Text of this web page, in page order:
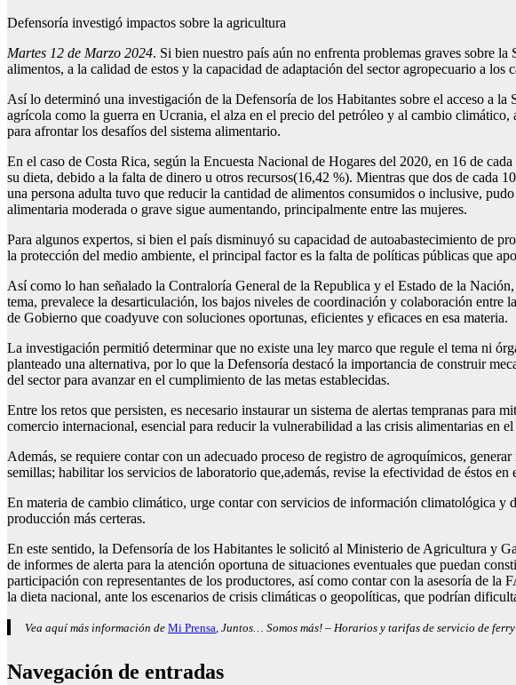
Defensoría investigó impactos sobre la agricultura
Martes 12 de Marzo 2024. Si bien nuestro país aún no enfrenta problemas graves sobre
alimentos, a la calidad de estos y la capacidad de adaptación del sector agropecuario a los
Así lo determinó una investigación de la Defensoría de los Habitantes sobre el acceso a
agrícola como la guerra en Ucrania, el alza en el precio del petróleo y al cambio
para afrontar los desafíos del sistema alimentario.
En el caso de Costa Rica, según la Encuesta Nacional de Hogares del 2020, en 16 de
su dieta, debido a la falta de dinero u otros recursos(16,42 %). Mientras que dos de cada
una persona adulta tuvo que reducir la cantidad de alimentos consumidos o inclusive,
alimentaria moderada o grave sigue aumentando, principalmente entre las mujeres.
Para algunos expertos, si bien el país disminuyó su capacidad de autoabastecimiento de
la protección del medio ambiente, el principal factor es la falta de políticas públicas que
Así como lo han señalado la Contraloría General de la Republica y el Estado de la
tema, prevalece la desarticulación, los bajos niveles de coordinación y colaboración entre
de Gobierno que coadyuve con soluciones oportunas, eficientes y eficaces en esa materia.
La investigación permitió determinar que no existe una ley marco que regule el tema ni
planteado una alternativa, por lo que la Defensoría destacó la importancia de construir
del sector para avanzar en el cumplimiento de las metas establecidas.
Entre los retos que persisten, es necesario instaurar un sistema de alertas tempranas para
comercio internacional, esencial para reducir la vulnerabilidad a las crisis alimentarias en
Además, se requiere contar con un adecuado proceso de registro de agroquímicos,
semillas; habilitar los servicios de laboratorio que,además, revise la efectividad de éstos
En materia de cambio climático, urge contar con servicios de información climatológica y
producción más certeras.
En este sentido, la Defensoría de los Habitantes le solicitó al Ministerio de Agricultura y
de informes de alerta para la atención oportuna de situaciones eventuales que puedan
participación con representantes de los productores, así como contar con la asesoría de
la dieta nacional, ante los escenarios de crisis climáticas o geopolíticas, que podrían
Vea aquí más información de Mi Prensa, Juntos… Somos más! – Horarios y tarifas de servicio de
Navegación de entradas